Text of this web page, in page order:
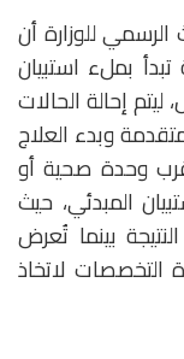
للوزارة أن
بملء استبيان
إحالة الحالات
وبدء العلاج
وحدة صحية أو
المبدئي، حيث
بينما تُعرض
التخصصات لاتخاذ